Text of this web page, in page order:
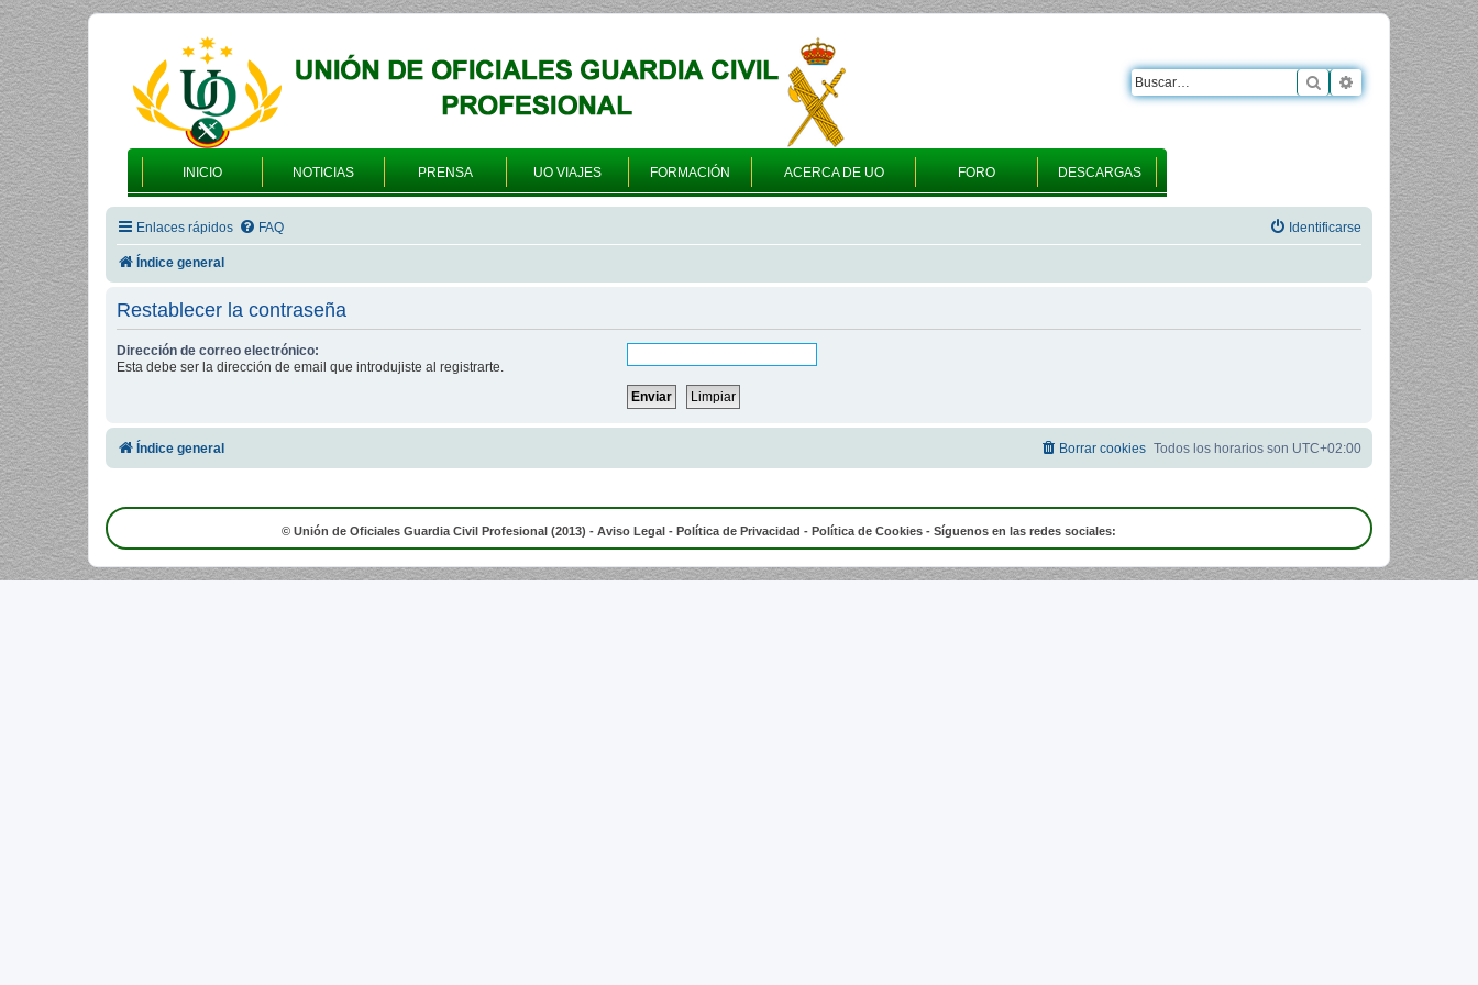
INICIO NOTICIAS PRENSA UO VIAJES FORMACIÓN ACERCA DE UO FORO DESCARGAS
Buscar Búsqueda
Enlaces rápidos FAQ Identificarse
Índice general
Restablecer la contraseña
Dirección de correo electrónico:
Esta debe ser la dirección de email que introdujiste al registrarte.
Índice general Todos los horarios son UTC+02:00
Borrar cookies
© Unión de Oficiales Guardia Civil Profesional (2013) - Aviso Legal - Política de Privacidad - Política de Cookies - Síguenos en las redes sociales: